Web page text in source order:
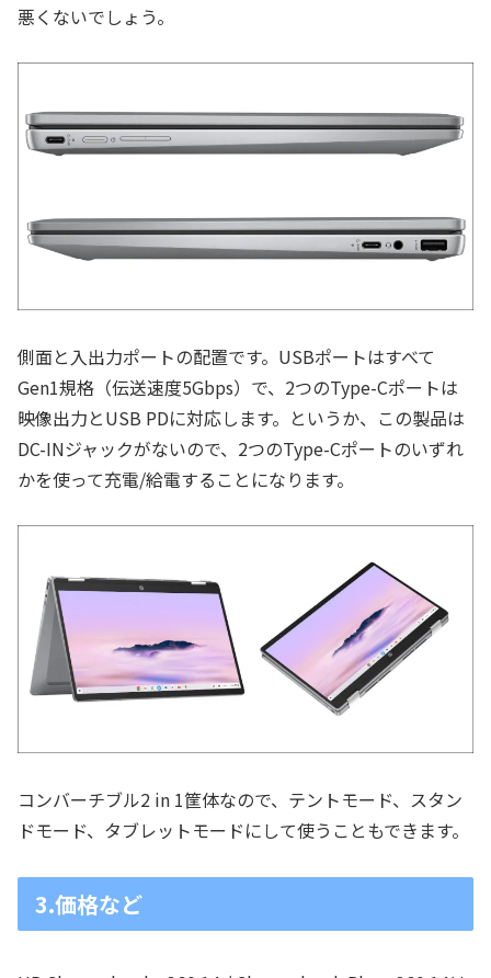
悪くないでしょう。
側面と入出力ポートの配置です。USBポートはすべて
Gen1規格（伝送速度5Gbps）で、2つのType-Cポートは
映像出力とUSB PDに対応します。というか、この製品は
DC-INジャックがないので、2つのType-Cポートのいずれ
かを使って充電/給電することになります。
コンバーチブル2 in 1筐体なので、テントモード、スタン
ドモード、タブレットモードにして使うこともできます。
3.価格など